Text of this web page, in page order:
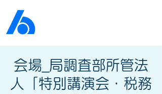
会場_局調査部所管法
人「特別講演会・税務